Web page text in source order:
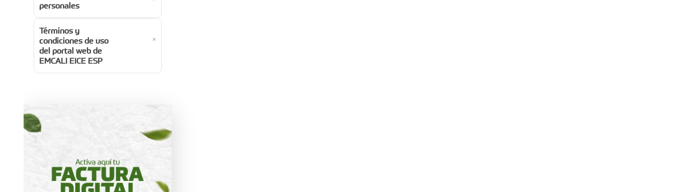
personales
Términos y
condiciones de uso
del portal web de
EMCALI EICE ESP